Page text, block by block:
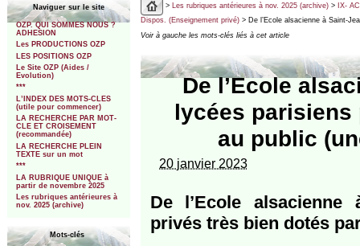
Naviguer sur le site
OZP. QUI SOMMES NOUS ?
ADHESION
Les PRODUCTIONS OZP
LES POSITIONS OZP
Le Site OZP (Aides /
Evolution)
***
L’INDEX DES MOTS-CLES
(utile pour commencer)
LA RECHERCHE PAR MOT-
CLE ET CROISEMENT
(recommandée)
LA RECHERCHE PLEIN
TEXTE sur un mot
***
LA RUBRIQUE UNIQUE à
partir de novembre 2025
Les rubriques antérieures à
nov. 2025 (archive)
Mots-clés
> Les rubriques antérieures à nov. 2025 (archive)> IX-
Dispos. (Enseignement privé)> De l’Ecole alsacienne à Saint-
Voir à gauche les mots-clés liés à cet article
De l’Ecole
lycées
au public
20 janvier 2023
De l’Ecole alsacienne
privés très bien dotés